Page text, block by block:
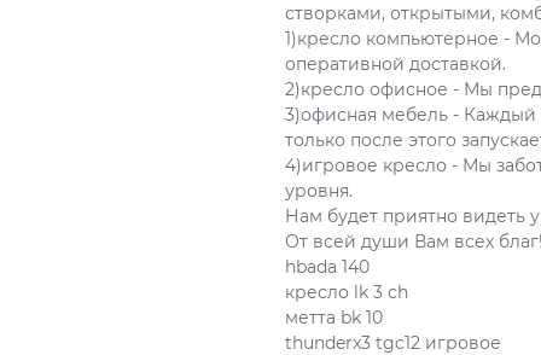
створками, открытыми,
1)кресло компьютерное -
оперативной доставкой.
2)кресло офисное - Мы
3)офисная мебель - Каждый
только после этого
4)игровое кресло - Мы
уровня.
Нам будет приятно
От всей души Вам всех
hbada 140
кресло lk 3 ch
метта bk 10
thunderx3 tgc12 игровое